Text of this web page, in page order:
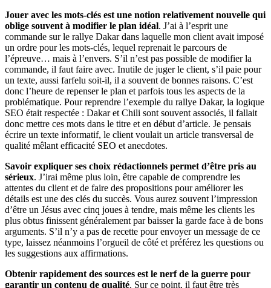
Jouer avec les mots-clés est une notion relativement nouvelle qui
oblige souvent à modifier le plan idéal. J’ai à l’esprit une
commande sur le rallye Dakar dans laquelle mon client avait imposé
un ordre pour les mots-clés, lequel reprenait le parcours de
l’épreuve… mais à l’envers. S’il n’est pas possible de modifier la
commande, il faut faire avec. Inutile de juger le client, s’il paie pour
un texte, aussi farfelu soit-il, il a souvent de bonnes raisons. C’est
donc l’heure de repenser le plan et parfois tous les aspects de la
problématique. Pour reprendre l’exemple du rallye Dakar, la logique
SEO était respectée : Dakar et Chili sont souvent associés, il fallait
donc mettre ces mots dans le titre et en début d’article. Je pensais
écrire un texte informatif, le client voulait un article transversal de
qualité mêlant efficacité SEO et anecdotes.
Savoir expliquer ses choix rédactionnels permet d’être pris au
sérieux. J’irai même plus loin, être capable de comprendre les
attentes du client et de faire des propositions pour améliorer les
détails est une des clés du succès. Vous aurez souvent l’impression
d’être un Jésus avec cinq joues à tendre, mais même les clients les
plus obtus finissent généralement par baisser la garde face à de bons
arguments. S’il n’y a pas de recette pour envoyer un message de ce
type, laissez néanmoins l’orgueil de côté et préférez les questions ou
les suggestions aux affirmations.
Obtenir rapidement des sources est le nerf de la guerre pour
garantir un contenu de qualité. Sur ce point, il faut être très